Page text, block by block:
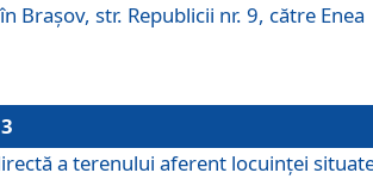
Braşov, str. Republicii nr. 9, către Enea
a terenului aferent locuinţei